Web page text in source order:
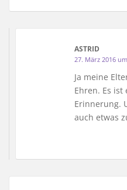
ASTRID
27. März 2016
Ja meine
Ehren. Es ist
Erinnerung.
auch etwas